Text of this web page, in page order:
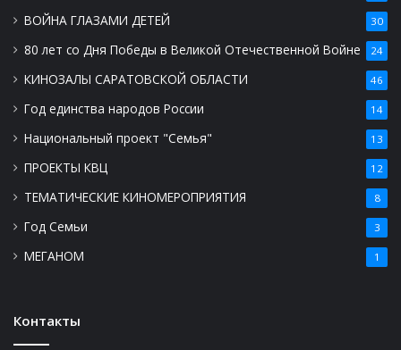
ВОЙНА ГЛАЗАМИ ДЕТЕЙ 30
80 лет со Дня Победы в Великой Отечественной Войне 24
КИНОЗАЛЫ САРАТОВСКОЙ ОБЛАСТИ 46
Год единства народов России 14
Национальный проект "Семья" 13
ПРОЕКТЫ КВЦ 12
ТЕМАТИЧЕСКИЕ КИНОМЕРОПРИЯТИЯ 8
Год Семьи 3
МЕГАНОМ 1
Контакты